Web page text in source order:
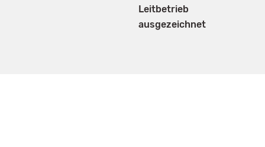
Leitbetrieb
ausgezeichnet